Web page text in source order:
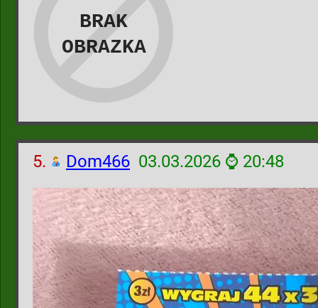
5. Dom466 03.03.2026 ⌚ 20:48